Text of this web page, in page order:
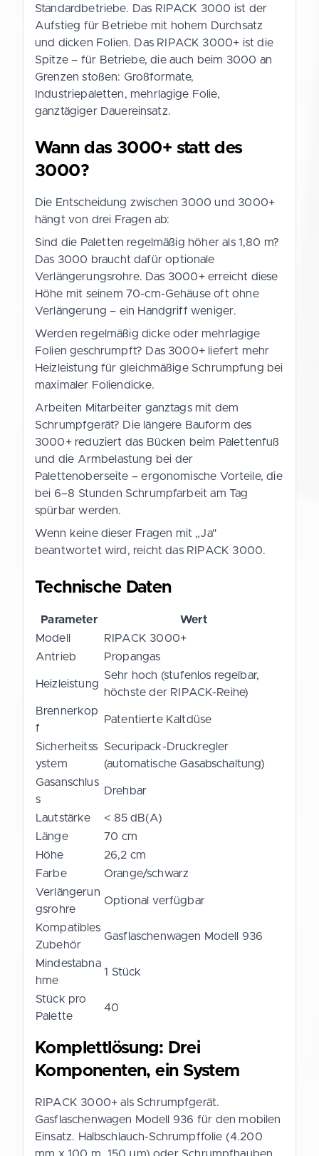
Standardbetriebe. Das RIPACK 3000 ist der
Aufstieg für Betriebe mit hohem Durchsatz
und dicken Folien. Das RIPACK 3000+ ist die
Spitze – für Betriebe, die auch beim 3000 an
Grenzen stoßen: Großformate,
Industriepaletten, mehrlagige Folie,
ganztägiger Dauereinsatz.
Wann das 3000+ statt des
3000?
Die Entscheidung zwischen 3000 und 3000+
hängt von drei Fragen ab:
Sind die Paletten regelmäßig höher als 1,80 m?
Das 3000 braucht dafür optionale
Verlängerungsrohre. Das 3000+ erreicht diese
Höhe mit seinem 70-cm-Gehäuse oft ohne
Verlängerung – ein Handgriff weniger.
Werden regelmäßig dicke oder mehrlagige
Folien geschrumpft? Das 3000+ liefert mehr
Heizleistung für gleichmäßige Schrumpfung bei
maximaler Foliendicke.
Arbeiten Mitarbeiter ganztags mit dem
Schrumpfgerät? Die längere Bauform des
3000+ reduziert das Bücken beim Palettenfuß
und die Armbelastung bei der
Palettenoberseite – ergonomische Vorteile, die
bei 6–8 Stunden Schrumpfarbeit am Tag
spürbar werden.
Wenn keine dieser Fragen mit „Ja"
beantwortet wird, reicht das RIPACK 3000.
Technische Daten
Parameter
Wert
Modell
RIPACK 3000+
Antrieb
Propangas
Heizleistung
Sehr hoch (stufenlos regelbar,
höchste der RIPACK-Reihe)
Brennerkop
f
Patentierte Kaltdüse
Sicherheitss
ystem
Securipack-Druckregler
(automatische Gasabschaltung)
Gasanschlus
s
Drehbar
Lautstärke
< 85 dB(A)
Länge
70 cm
Höhe
26,2 cm
Farbe
Orange/schwarz
Verlängerun
gsrohre
Optional verfügbar
Kompatibles
Zubehör
Gasflaschenwagen Modell 936
Mindestabna
hme
1 Stück
Stück pro
Palette
40
Komplettlösung: Drei
Komponenten, ein System
RIPACK 3000+ als Schrumpfgerät.
Gasflaschenwagen Modell 936 für den mobilen
Einsatz. Halbschlauch-Schrumpffolie (4.200
mm x 100 m, 150 µm) oder Schrumpfhauben